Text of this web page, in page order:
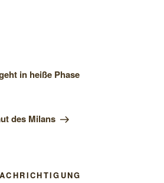
in heiße Phase
des Milans